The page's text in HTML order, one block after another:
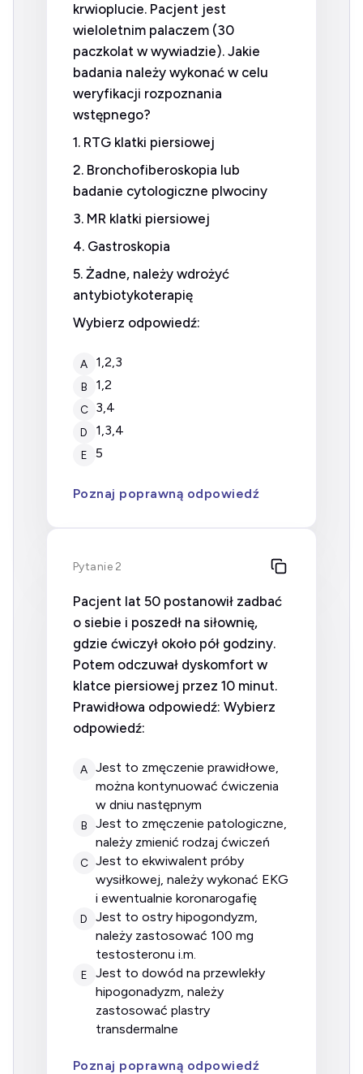
krwioplucie. Pacjent jest
wieloletnim palaczem (30
paczkolat w wywiadzie). Jakie
badania należy wykonać w celu
weryfikacji rozpoznania
wstępnego?
1. RTG klatki piersiowej
2. Bronchofiberoskopia lub
badanie cytologiczne plwociny
3. MR klatki piersiowej
4. Gastroskopia
5. Żadne, należy wdrożyć
antybiotykoterapię
Wybierz odpowiedź:
A 1,2,3
B 1,2
C 3,4
D 1,3,4
E 5
Poznaj poprawną odpowiedź
Pytanie 2
Pacjent lat 50 postanowił zadbać
o siebie i poszedł na siłownię,
gdzie ćwiczył około pół godziny.
Potem odczuwał dyskomfort w
klatce piersiowej przez 10 minut.
Prawidłowa odpowiedź: Wybierz
odpowiedź:
A
jest to zmęczenie prawidłowe,
można kontynuować ćwiczenia
w dniu następnym
B
jest to zmęczenie patologiczne,
należy zmienić rodzaj ćwiczeń
C jest to ekwiwalent próby
wysiłkowej, należy wykonać EKG
i ewentualnie koronarogafię
D
jest to ostry hipogondyzm,
należy zastosować 100 mg
testosteronu i.m.
E
jest to dowód na przewlekły
hipogonadyzm, należy
zastosować plastry
transdermalne
Poznaj poprawną odpowiedź